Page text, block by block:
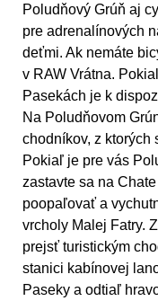
Poludňový Grúň aj
pre adrenalínových
deťmi. Ak nemáte
v RAW Vrátna.
Pasekách je k
Na Poludňovom
chodníkov, z ktorých
Pokiaľ je pre vás
zastavte sa na
poopaľovať a
vrcholy Malej Fatry.
prejsť turistickým
stanici kabínovej
Paseky a odtiaľ